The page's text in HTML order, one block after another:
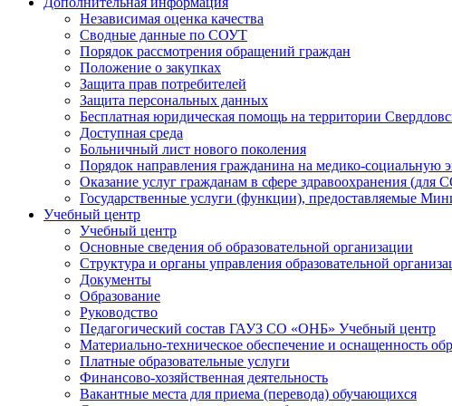
Независимая оценка качества
Сводные данные по СОУТ
Порядок рассмотрения обращений граждан
Положение о закупках
Защита прав потребителей
Защита персональных данных
Бесплатная юридическая помощь на территории
Доступная среда
Больничный лист нового поколения
Порядок направления гражданина на медико-социальную
Оказание услуг гражданам в сфере здравоохранения
Государственные услуги (функции), предоставляемые
Учебный центр
Учебный центр
Основные сведения об образовательной организации
Структура и органы управления образовательной
Документы
Образование
Руководство
Педагогический состав ГАУЗ СО «ОНБ» Учебный центр
Материально-техническое обеспечение и оснащенность
Платные образовательные услуги
Финансово-хозяйственная деятельность
Вакантные места для приема (перевода) обучающихся